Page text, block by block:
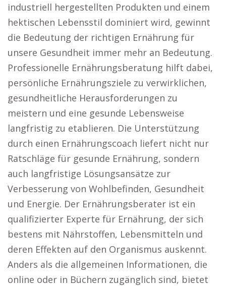
industriell hergestellten Produkten und einem
hektischen Lebensstil dominiert wird, gewinnt
die Bedeutung der richtigen Ernährung für
unsere Gesundheit immer mehr an Bedeutung.
Professionelle Ernährungsberatung hilft dabei,
persönliche Ernährungsziele zu verwirklichen,
gesundheitliche Herausforderungen zu
meistern und eine gesunde Lebensweise
langfristig zu etablieren. Die Unterstützung
durch einen Ernährungscoach liefert nicht nur
Ratschläge für gesunde Ernährung, sondern
auch langfristige Lösungsansätze zur
Verbesserung von Wohlbefinden, Gesundheit
und Energie. Der Ernährungsberater ist ein
qualifizierter Experte für Ernährung, der sich
bestens mit Nährstoffen, Lebensmitteln und
deren Effekten auf den Organismus auskennt.
Anders als die allgemeinen Informationen, die
online oder in Büchern zugänglich sind, bietet